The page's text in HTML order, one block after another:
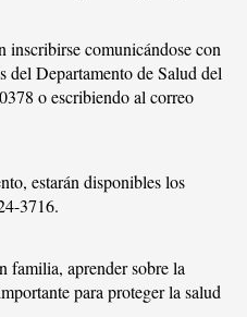
inscribirse comunicándose con
Departamento de Salud del
o escribiendo al correo
estarán disponibles los
3716.
familia, aprender sobre la
para proteger la salud